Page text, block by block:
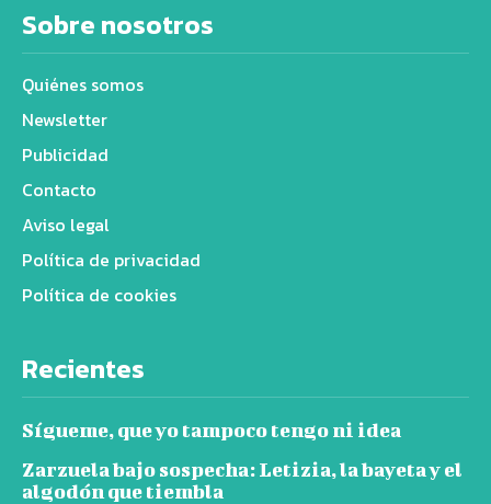
Sobre nosotros
Quiénes somos
Newsletter
Publicidad
Contacto
Aviso legal
Política de privacidad
Política de cookies
Recientes
Sígueme, que yo tampoco tengo ni idea
Zarzuela bajo sospecha: Letizia, la bayeta y el
algodón que tiembla